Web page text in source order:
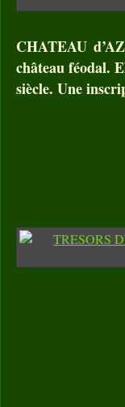
CHATEAU
château féodal.
siècle. Une